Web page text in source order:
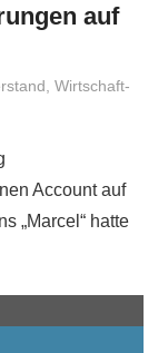
auf
,Wirtschaft-
Account auf
„Marcel“ hatte